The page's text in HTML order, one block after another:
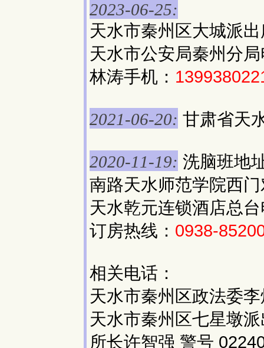
2023-06-25:
天水市秦州区大城派
天水市公安局秦州分
林涛手机：
2021-06-20: 甘肃省天
2020-11-19: 洗脑班地
南路天水师范学院西
天水乾元连锁酒店总
订房热线： 0938-
相关电话：
天水市秦州区政法委
天水市秦州区七星墩
所长许智强 警号